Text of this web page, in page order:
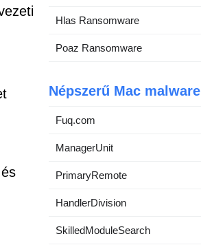
Hlas Ransomware
Poaz Ransomware
Népszerű Mac malware
Fuq.com
ManagerUnit
PrimaryRemote
HandlerDivision
SkilledModuleSearch